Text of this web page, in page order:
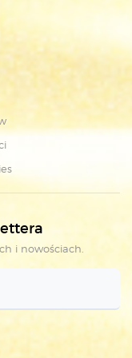
i nowościach.